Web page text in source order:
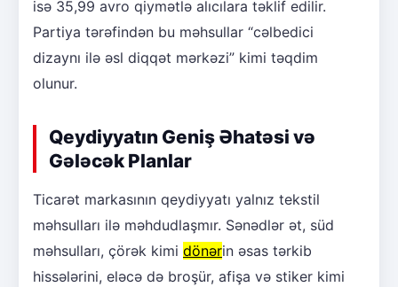
isə 35,99 avro qiymətlə alıcılara təklif edilir.
Partiya tərəfindən bu məhsullar “cəlbedici
dizaynı ilə əsl diqqət mərkəzi” kimi təqdim
olunur.
Qeydiyyatın Geniş Əhatəsi və
Gələcək Planlar
Ticarət markasının qeydiyyatı yalnız tekstil
məhsulları ilə məhdudlaşmır. Sənədlər ət, süd
məhsulları, çörək kimi dönərin əsas tərkib
hissələrini, eləcə də broşür, afişa və stiker kimi